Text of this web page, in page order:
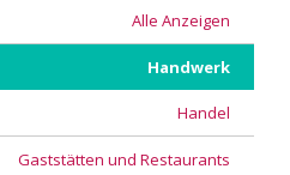
Alle Anzeigen
Handwerk
Handel
Gaststätten und Restaurants